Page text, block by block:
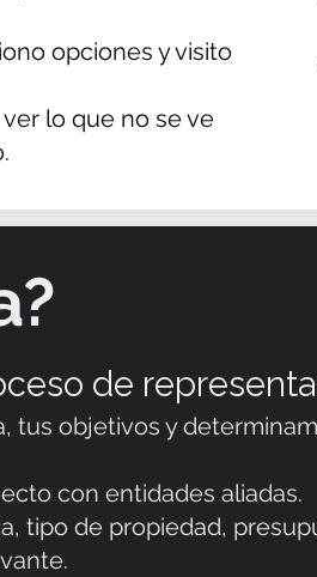
opciones y visito
lo que no se ve
de
tus objetivos y
con entidades aliadas.
tipo de propiedad,